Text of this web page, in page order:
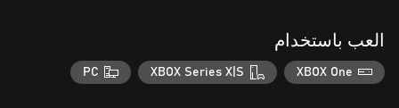
العب باستخدام
XBOX One
XBOX Series X|S
PC